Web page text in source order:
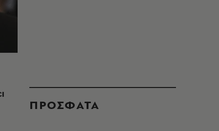
ΠΡΟΣΦΑΤΑ